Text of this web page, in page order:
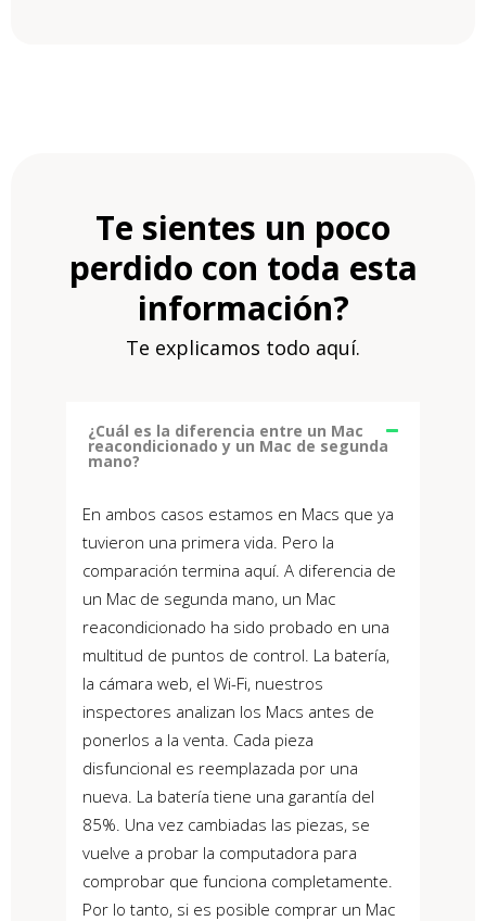
Te sientes un poco
perdido con toda esta
información?
Te explicamos todo aquí.
¿Cuál es la diferencia entre un Mac
reacondicionado y un Mac de segunda
mano?
En ambos casos estamos en Macs que ya
tuvieron una primera vida. Pero la
comparación termina aquí. A diferencia de
un Mac de segunda mano, un Mac
reacondicionado ha sido probado en una
multitud de puntos de control. La batería,
la cámara web, el Wi-Fi, nuestros
inspectores analizan los Macs antes de
ponerlos a la venta. Cada pieza
disfuncional es reemplazada por una
nueva. La batería tiene una garantía del
85%. Una vez cambiadas las piezas, se
vuelve a probar la computadora para
comprobar que funciona completamente.
Por lo tanto, si es posible comprar un Mac